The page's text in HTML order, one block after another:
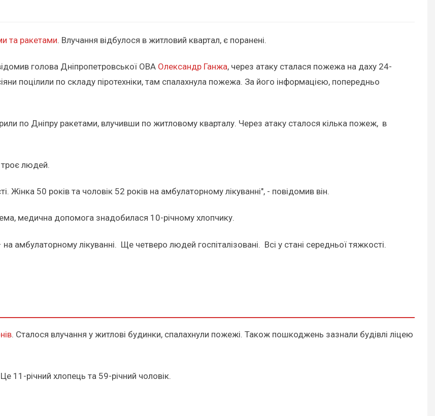
та ракетами. Влучання відбулося в житловий квартал, є поранені.
голова Дніпропетровської ОВА Олександр Ганжа, через атаку сталася пожежа на даху 24-
поцілили по складу піротехніки, там спалахнула пожежа. За його інформацією, попередньо
по Дніпру ракетами, влучивши по житловому кварталу. Через атаку сталося кілька пожеж, в
троє людей.
Жінка 50 років та чоловік 52 років на амбулаторному лікуванні", - повідомив він.
медична допомога знадобилася 10-річному хлопчику.
лікуванні. Ще четверо людей госпіталізовані. Всі у стані середньої тяжкості.
. Сталося влучання у житлові будинки, спалахнули пожежі. Також пошкоджень зазнали будівлі ліцею
11-річний хлопець та 59-річний чоловік.